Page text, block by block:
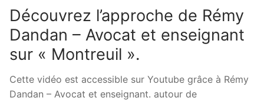
Découvrez l’approche de Rémy
Dandan – Avocat et enseignant
sur « Montreuil ».
Cette vidéo est accessible sur Youtube grâce à Rémy
Dandan – Avocat et enseignant. autour de